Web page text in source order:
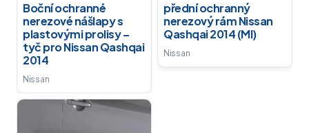
Boční ochranné
nerezové nášlapy s
plastovými prolisy –
tyč pro Nissan Qashqai
2014
Nissan
přední ochranný
nerezový rám Nissan
Qashqai 2014 (MI)
Nissan